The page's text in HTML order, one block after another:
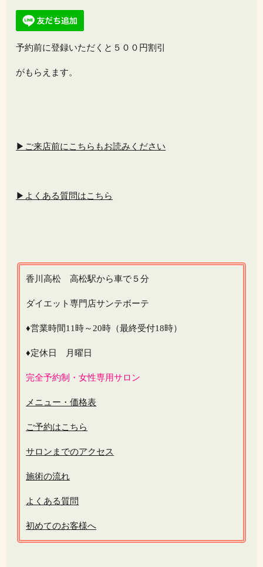
予約前に登録いただくと５００円割引
がもらえます。
▶ご来店前にこちらもお読みください
▶よくある質問はこちら
香川高松 高松駅から車で５分
ダイエット専門店サンテボーテ
♦営業時間11時～20時（最終受付18時）
♦定休日 月曜日
完全予約制・女性専用サロン
メニュー・価格表
ご予約はこちら
サロンまでのアクセス
施術の流れ
よくある質問
初めてのお客様へ